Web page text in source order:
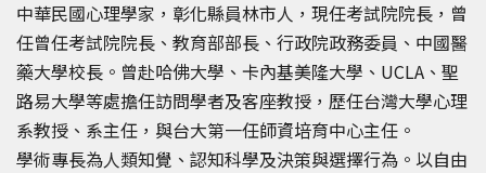
中華民國心理學家，彰化縣員林市人，現任考試院院長，曾
任曾任考試院院長、教育部部長、行政院政務委員、中國醫
藥大學校長 。曾赴哈佛大學、卡內基美隆大學、UCLA、聖
路易大學等處擔任訪問學者及客座教授，歷任台灣大學心理
系教授、系主任，與台大第一任師資培育中心主任。
學術專長為人類知覺、認知科學及決策與選擇行為。以自由